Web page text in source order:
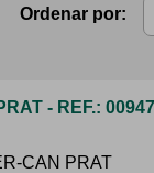
Ordenar por:
- REF.:
CAN PRAT